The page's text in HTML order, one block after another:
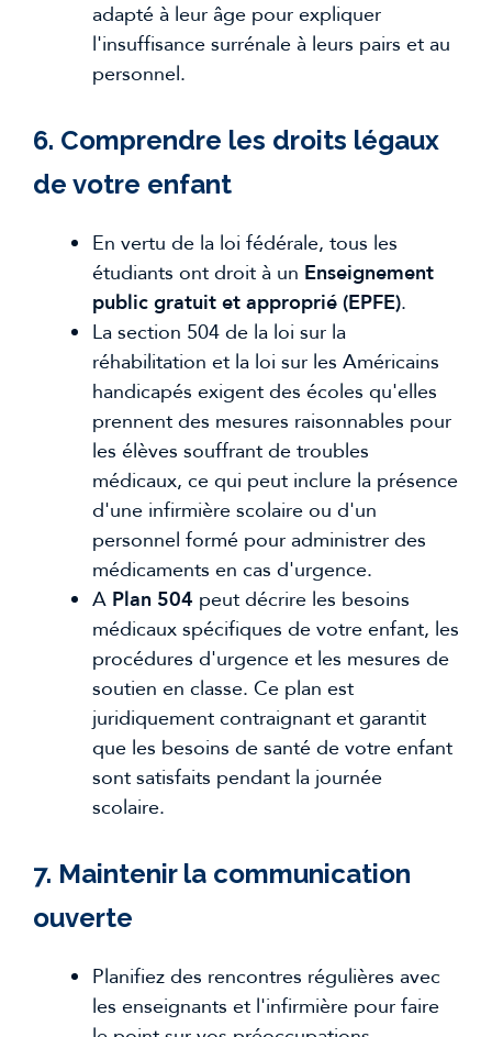
adapté à leur âge pour expliquer
l'insuffisance surrénale à leurs pairs et au
personnel.
6. Comprendre les droits légaux
de votre enfant
En vertu de la loi fédérale, tous les
étudiants ont droit à un Enseignement
public gratuit et approprié (EPFE).
La section 504 de la loi sur la
réhabilitation et la loi sur les Américains
handicapés exigent des écoles qu'elles
prennent des mesures raisonnables pour
les élèves souffrant de troubles
médicaux, ce qui peut inclure la présence
d'une infirmière scolaire ou d'un
personnel formé pour administrer des
médicaments en cas d'urgence.
A Plan 504 peut décrire les besoins
médicaux spécifiques de votre enfant, les
procédures d'urgence et les mesures de
soutien en classe. Ce plan est
juridiquement contraignant et garantit
que les besoins de santé de votre enfant
sont satisfaits pendant la journée
scolaire.
7. Maintenir la communication
ouverte
Planifiez des rencontres régulières avec
les enseignants et l'infirmière pour faire